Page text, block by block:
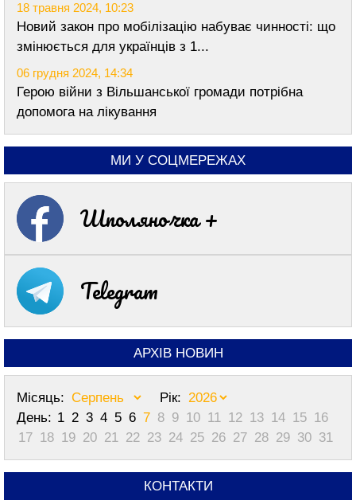
18 травня 2024, 10:23
Новий закон про мобілізацію набуває чинності: що
змінюється для українців з 1...
06 грудня 2024, 14:34
Герою війни з Вільшанської громади потрібна
допомога на лікування
МИ У СОЦМЕРЕЖАХ
Шполяночка +
Telegram
АРХІВ НОВИН
Місяць:
Рік:
День: 1 2 3 4 5 6 7 8 9 10 11 12 13 14 15 16
17 18 19 20 21 22 23 24 25 26 27 28 29 30 31
КОНТАКТИ